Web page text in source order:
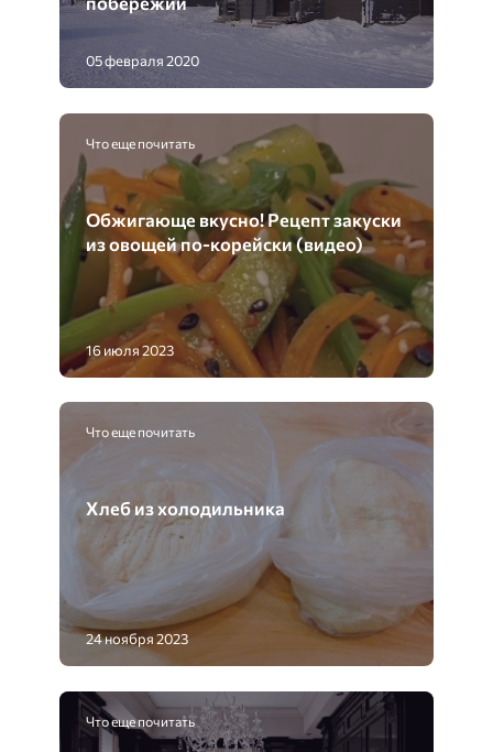
05 февраля 2020
Что еще почитать
Обжигающе вкусно! Рецепт закуски
из овощей по-корейски (видео)
16 июля 2023
Что еще почитать
Хлеб из холодильника
24 ноября 2023
Что еще почитать